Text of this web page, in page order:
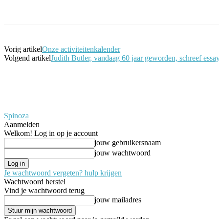
Vorig artikelOnze activiteitenkalender
Volgend artikelJudith Butler, vandaag 60 jaar geworden, schreef
Spinoza
Aanmelden
Welkom! Log in op je account
jouw gebruikersnaam
jouw wachtwoord
Je wachtwoord vergeten? hulp krijgen
Wachtwoord herstel
Vind je wachtwoord terug
jouw mailadres